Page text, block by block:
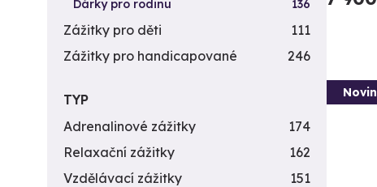
Dárky pro rodinu
136
Zážitky pro děti
111
Zážitky pro handicapované
246
TYP
Adrenalinové zážitky
174
Relaxační zážitky
162
Vzdělávací zážitky
151